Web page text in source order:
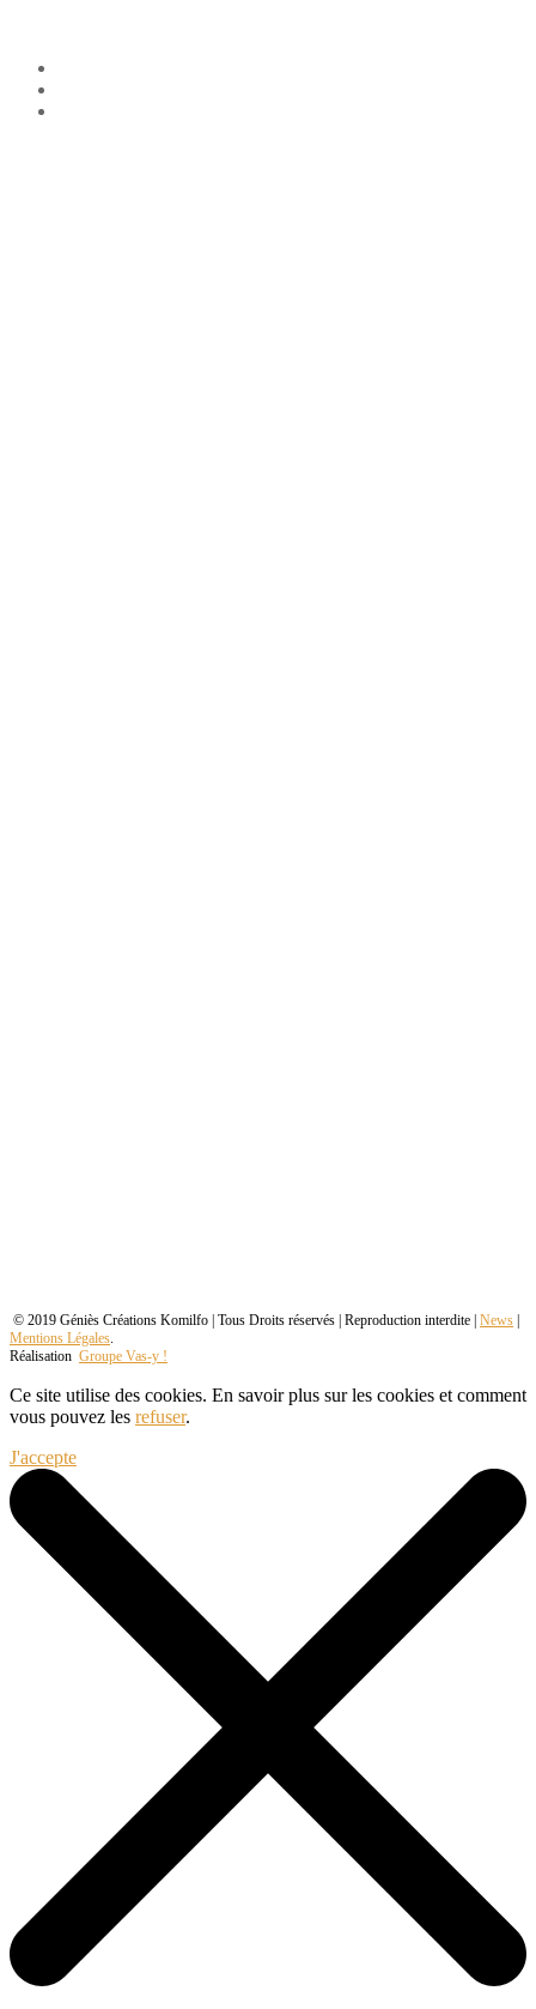
© 2019 Géniès Créations Komilfo | Tous Droits réservés | Reproduction interdite | News
Mentions Légales.
Réalisation Groupe Vas-y !
Ce site utilise des cookies. En savoir plus sur les cookies et comment
vous pouvez les refuser.
J'accepte